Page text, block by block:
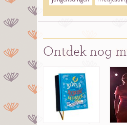
Ontdek nog